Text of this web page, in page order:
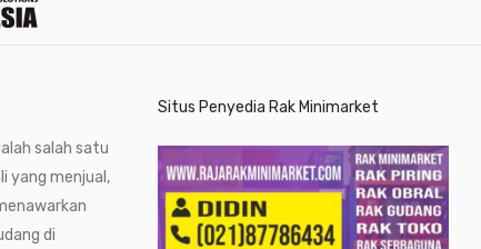
salah satu
yang menjual,
di
Situs Penyedia Rak Minimarket